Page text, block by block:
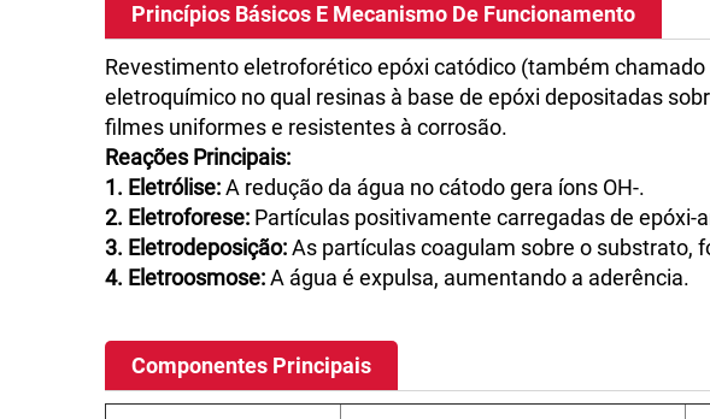
Princípios Básicos E Mecanismo De Funcionamento
Revestimento eletroforético epóxi catódico (também
eletroquímico no qual resinas à base de epóxi depositadas
filmes uniformes e resistentes à corrosão.
Reações Principais:
1. Eletrólise:A redução da água no cátodo gera íons OH-.
2. Eletroforese: Partículas positivamente carregadas de
3. Eletrodeposição:As partículas coagulam sobre o substrato,
4. Eletroosmose:A água é expulsa, aumentando a aderência.
Componentes Principais